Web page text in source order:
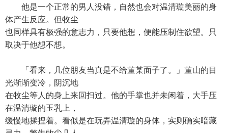
他是一个正常的男人没错，自然也会对温清璇美丽的身
体产生反应。但牧尘
也同样具有极强的意志力，只要他想，便能压制住欲望。只
取决于他想不想。
「看来，几位朋友当真是不给董某面子了。」董山的目
光渐渐变冷，阴沉地
在牧尘等人的身上来回扫过。他的手掌也并未闲着，大手压
在温清璇的玉乳上，
缓慢地揉捏着。看似是在玩弄温清璇的身体，实则确实暗藏